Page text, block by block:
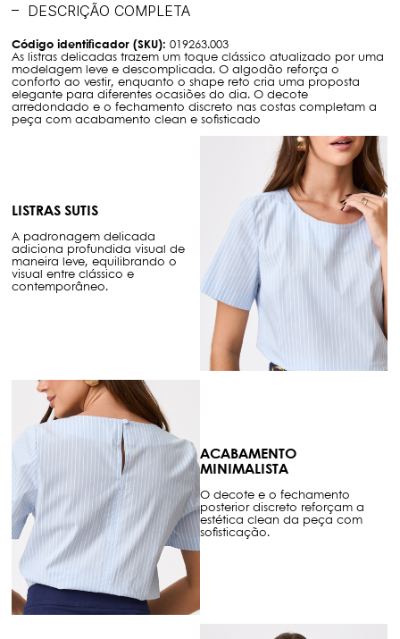
DESCRIÇÃO COMPLETA
Código identificador (SKU): 019263.003
As listras delicadas trazem um toque clássico atualizado por uma
modelagem leve e descomplicada. O algodão reforça o
conforto ao vestir, enquanto o shape reto cria uma proposta
elegante para diferentes ocasiões do dia. O decote
arredondado e o fechamento discreto nas costas completam a
peça com acabamento clean e sofisticado
LISTRAS SUTIS
A padronagem delicada
adiciona profundida visual de
maneira leve, equilibrando o
visual entre clássico e
contemporâneo.
ACABAMENTO
MINIMALISTA
O decote e o fechamento
posterior discreto reforçam a
estética clean da peça com
sofisticação.